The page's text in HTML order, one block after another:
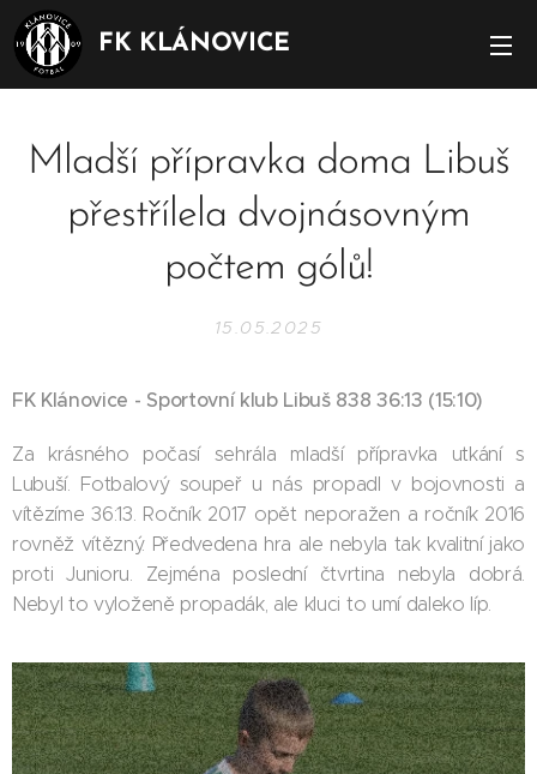
FK KLÁNOVICE
Mladší přípravka doma Libuš
přestřílela dvojnásovným
počtem gólů!
15.05.2025
FK Klánovice - Sportovní klub Libuš 838 36:13 (15:10)
Za krásného počasí sehrála mladší přípravka utkání s
Lubuší. Fotbalový soupeř u nás propadl v bojovnosti a
vítězíme 36:13. Ročník 2017 opět neporažen a ročník 2016
rovněž vítězný. Předvedena hra ale nebyla tak kvalitní jako
proti Junioru. Zejména poslední čtvrtina nebyla dobrá.
Nebyl to vyloženě propadák, ale kluci to umí daleko líp.